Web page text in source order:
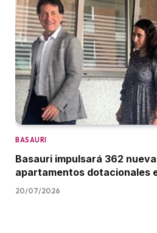
BASAURI
Basauri impulsará 362
apartamentos dotacionales
20/07/2026